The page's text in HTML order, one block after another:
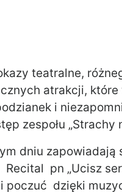
teatralne,
atrakcji,
i
zespołu „Strachy
dniu zapowiadają
Recital pn „Ucisz
poczuć dzięki